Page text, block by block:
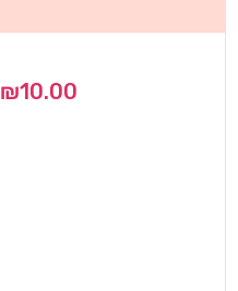
₪10.00